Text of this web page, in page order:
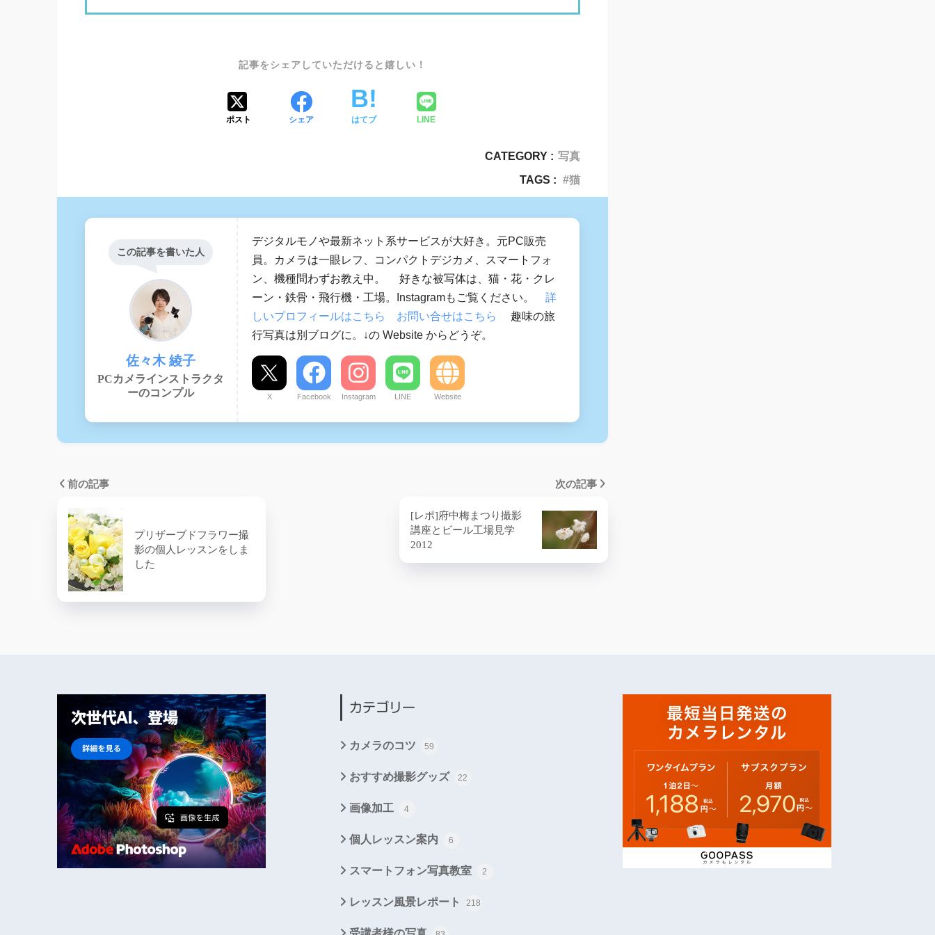
ポスト シェア はてブ LINE
CATEGORY : 写真
TAGS :
猫
この記事を書いた人
佐々木 綾子
PCカメラインストラクタ
ーのコンプル
デジタルモノや最新ネット系サービスが大好き。元PC販売
員。カメラは一眼レフ、コンパクトデジカメ、スマートフォ
ン、機種問わずお教え中。 好きな被写体は、猫・花・クレ
ーン・鉄骨・飛行機・工場。Instagramもご覧ください。 詳
しいプロフィールはこちら
お問い合せはこちら
趣味の旅
行写真は別ブログに。↓の Website からどうぞ。
X Facebook Instagram LINE Website
前の記事
プリザーブドフラワー撮
影の個人レッスンをしま
した
次の記事
[レポ]府中梅まつり撮影
講座とビール工場見学
2012
カテゴリー
カメラのコツ 59
おすすめ撮影グッズ 22
画像加工 4
個人レッスン案内 6
スマートフォン写真教室 2
レッスン風景レポート 218